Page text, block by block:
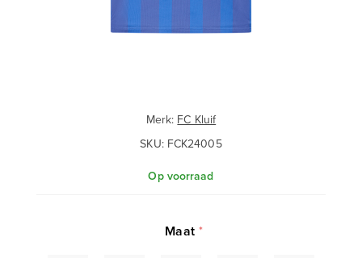
Merk: FC Kluif
SKU: FCK24005
Op voorraad
Maat*